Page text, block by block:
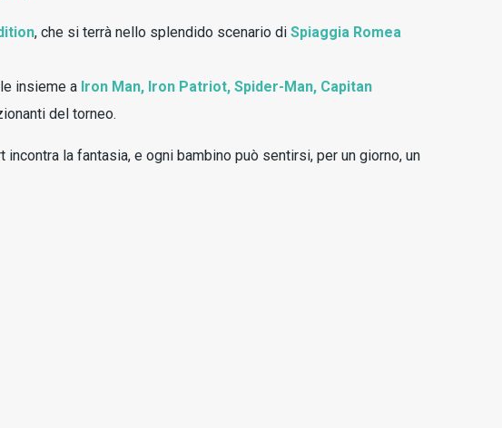
, che si terrà nello splendido scenario di Spiaggia Romea
insieme a Iron Man, Iron Patriot, Spider-Man, Capitan
del torneo.
la fantasia, e ogni bambino può sentirsi, per un giorno, un